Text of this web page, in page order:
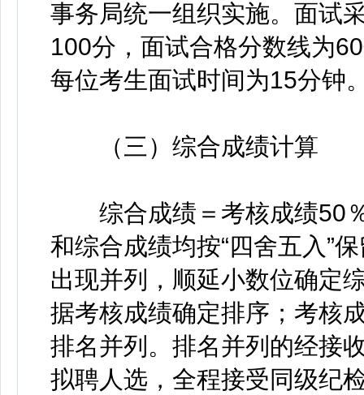
事务局统一组织实施。面试
100分，面试合格分数线为
每位考生面试时间为15分钟
（三）综合成绩计算
综合成绩＝考核成绩50％
和综合成绩均按“四舍五入”
出现并列，顺延小数位确定
据考核成绩确定排序；考核
排名并列。排名并列的经接
拟聘人选，全程接受同级纪